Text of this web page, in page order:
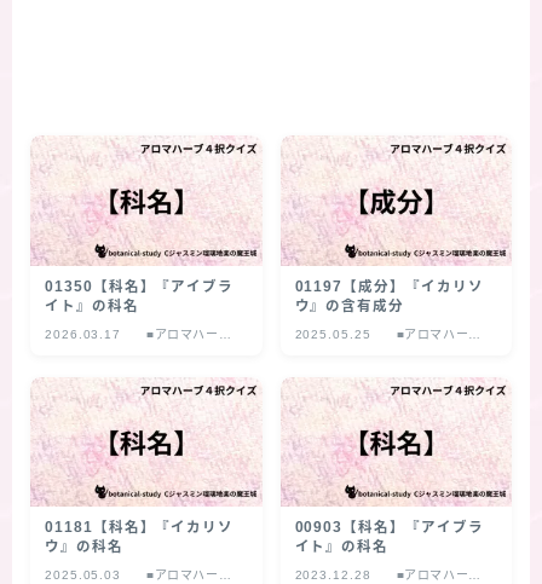
01350【科名】『アイブラ
イト』の科名
2026.03.17
■アロマハーブ
01197【成分】『イカリソ
ウ』の含有成分
2025.05.25
■アロマハーブ
01181【科名】『イカリソ
ウ』の科名
2025.05.03
■アロマハーブ
00903【科名】『アイブラ
イト』の科名
2023.12.28
■アロマハーブ